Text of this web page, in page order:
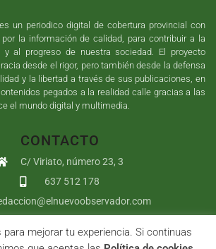
un periodico digital de cobertura provincial con
la información de calidad, para contribuir a la
y al progreso de nuestra sociedad. El proyecto
desde el rigor, pero también desde la defensa
y la libertad a través de sus publicaciones, en
pegados a la realidad calle gracias a las
el mundo digital y multimedia.
CONTACTO
C/ Viriato, número 23, 3
637 512 178
Nuevo Observador | Sumurdigital Diseño web
mejorar tu experiencia. Si continuas